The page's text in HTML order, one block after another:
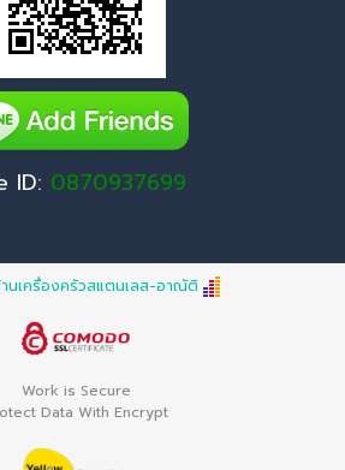
ID: 0870937699
นเครื่องครัวสแตนเลส-อาณัติ
Work is Secure
Data With Encrypt